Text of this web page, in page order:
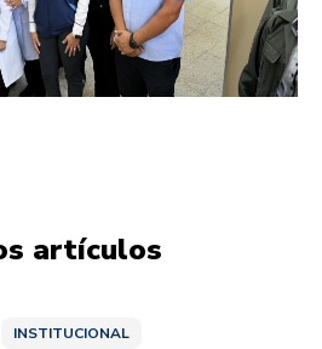
artículos
INSTITUCIONAL